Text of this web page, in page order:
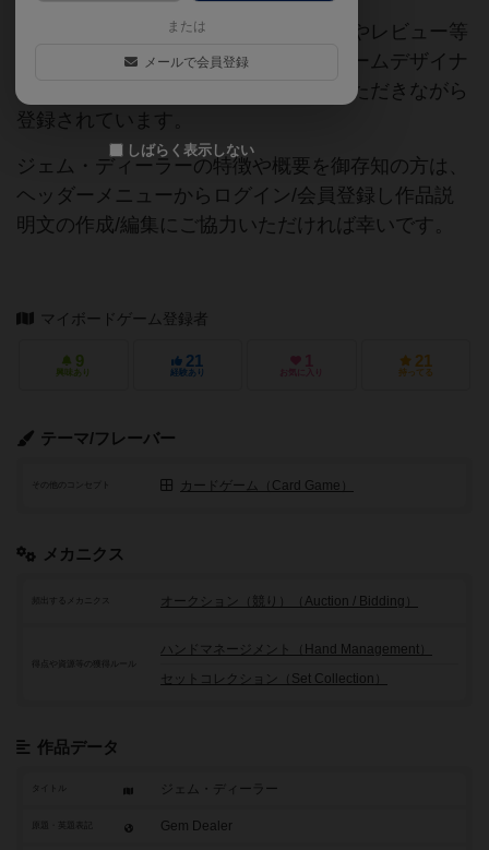
当サイトに掲載されている作品説明文やレビュー等
の情報は、ボドゲーマ運営事務局・ゲームデザイナ
ーご本人様・有志の皆様にご協力をいただきながら
登録されています。
ジェム・ディーラーの特徴や概要を御存知の方は、
ヘッダーメニューからログイン/会員登録し作品説
明文の作成/編集にご協力いただければ幸いです。
マイボードゲーム登録者
9
興味あり
21
経験あり
1
お気に入り
21
持ってる
テーマ/フレーバー
その他のコンセプト カードゲーム（Card Game）
メカニクス
頻出するメカニクス オークション（競り）（Auction / Bidding）
ハンドマネージメント（Hand Management）
セットコレクション（Set Collection）
作品データ
タイトル ジェム・ディーラー
Gem Dealer
または
メールで会員登録
しばらく表示しない